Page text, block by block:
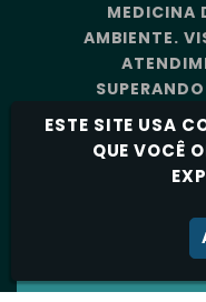
MEDICINA
AMBIENTE.
CONTA
ESTE SITE USA
QUE VOCÊ